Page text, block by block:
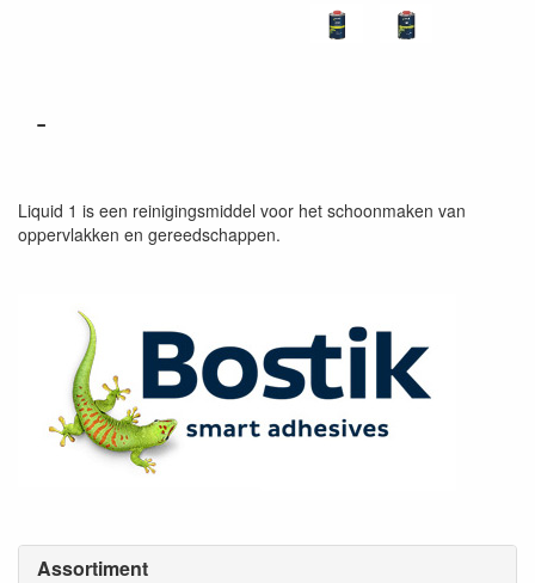
Assortiment
-
Liquid 1 is een reinigingsmiddel voor het schoonmaken van
oppervlakken en gereedschappen.